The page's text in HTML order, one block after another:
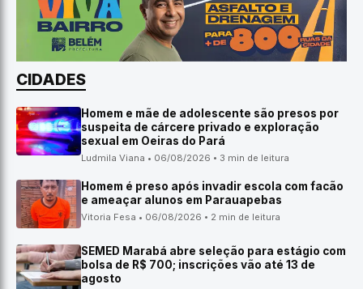
CIDADES
Homem e mãe de adolescente são presos por
suspeita de cárcere privado e exploração
sexual em Oeiras do Pará
Ludmila Viana • 06/08/2026 • 3 min de leitura
Homem é preso após invadir escola com facão
e ameaçar alunos em Parauapebas
Vitoria Fesa • 06/08/2026 • 2 min de leitura
SEMED Marabá abre seleção para estágio com
bolsa de R$ 700; inscrições vão até 13 de
agosto